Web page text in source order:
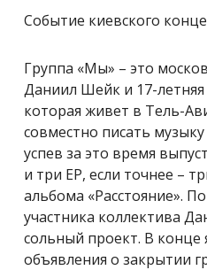
Событие киевского
Группа «Мы» – это
Даниил Шейк и 17-летняя
которая живет в Тель-
совместно писать
успев за это время
и три EP, если точнее –
альбома «Расстояние».
участника коллектива
сольный проект. В конце
объявления о закрытии